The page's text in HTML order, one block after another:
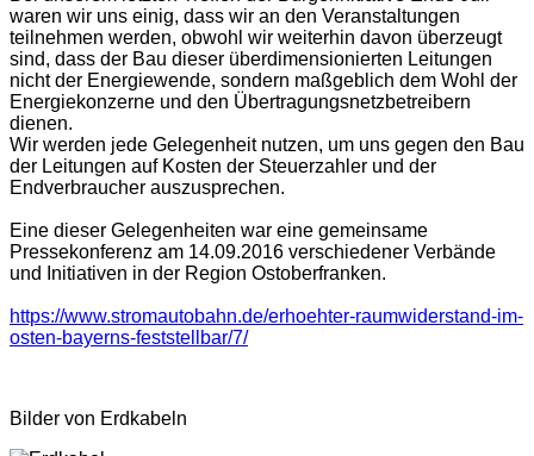
waren wir uns einig, dass wir an den Veranstaltungen
teilnehmen werden, obwohl wir weiterhin davon überzeugt
sind, dass der Bau dieser überdimensionierten Leitungen
nicht der Energiewende, sondern maßgeblich dem Wohl der
Energiekonzerne und den Übertragungsnetzbetreibern
dienen.
Wir werden jede Gelegenheit nutzen, um uns gegen den Bau
der Leitungen auf Kosten der Steuerzahler und der
Endverbraucher auszusprechen.
Eine dieser Gelegenheiten war eine gemeinsame
Pressekonferenz am 14.09.2016 verschiedener Verbände
und Initiativen in der Region Ostoberfranken.
https://www.stromautobahn.de/erhoehter-raumwiderstand-im-
osten-bayerns-feststellbar/7/
Bilder von Erdkabeln